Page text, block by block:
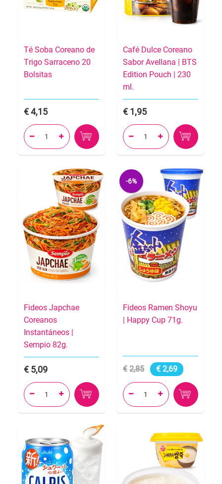
Té Soba Coreano de
Trigo Sarraceno 20
Bolsitas
4,15
 
Café Dulce Coreano
Sabor Avellana | BTS
Edition Pouch | 230
ml.
1,95
 
Fideos Japchae
Coreanos
Instantáneos |
Sempio 82g.
5,09
 
-6%
Fideos Ramen Shoyu
| Happy Cup 71g.
2,85 2,69
 